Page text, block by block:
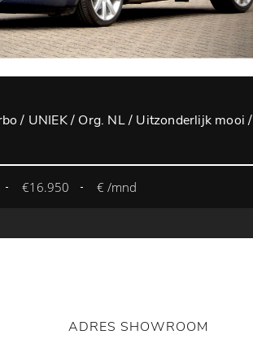
/ UNIEK / Org. NL / Uitzonderlijk mooi /
€16.950 € /mnd
ADRES SHOWROOM